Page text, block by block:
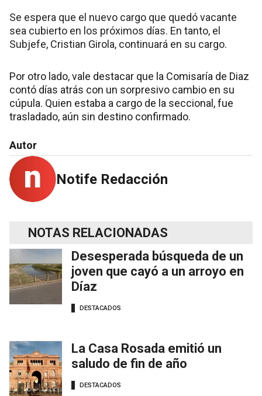
Se espera que el nuevo cargo que quedó vacante
sea cubierto en los próximos días. En tanto, el
Subjefe, Cristian Girola, continuará en su cargo.
Por otro lado, vale destacar que la Comisaría de Diaz
contó días atrás con un sorpresivo cambio en su
cúpula. Quien estaba a cargo de la seccional, fue
trasladado, aún sin destino confirmado.
Autor
Notife Redacción
NOTAS RELACIONADAS
Desesperada búsqueda de un
joven que cayó a un arroyo en
Díaz
DESTACADOS
La Casa Rosada emitió un
saludo de fin de año
DESTACADOS